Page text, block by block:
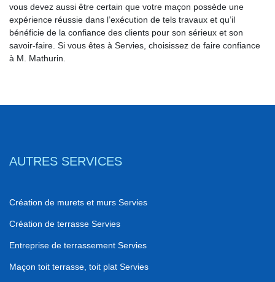
vous devez aussi être certain que votre maçon possède une
expérience réussie dans l’exécution de tels travaux et qu’il
bénéficie de la confiance des clients pour son sérieux et son
savoir-faire. Si vous êtes à Servies, choisissez de faire confiance
à M. Mathurin.
AUTRES SERVICES
Création de murets et murs Servies
Création de terrasse Servies
Entreprise de terrassement Servies
Maçon toit terrasse, toit plat Servies